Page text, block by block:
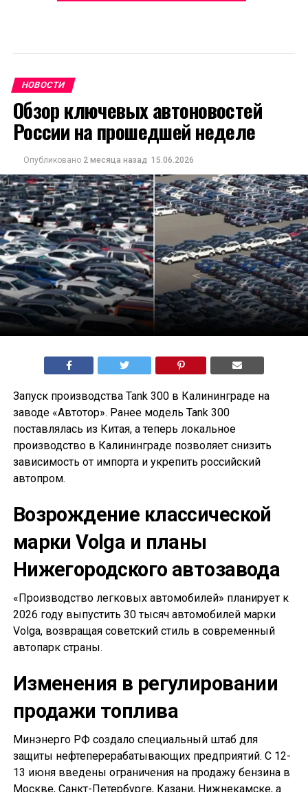
НОВОСТИ
Обзор ключевых автоновостей
России на прошедшей неделе
Опубликовано 2 месяца назад 15.06.2026
Запуск производства Tank 300 в Калининграде на
заводе «Автотор». Ранее модель Tank 300
поставлялась из Китая, а теперь локальное
производство в Калининграде позволяет снизить
зависимость от импорта и укрепить российский
автопром.
Возрождение классической
марки Volga и планы
Нижегородского автозавода
«Производство легковых автомобилей» планирует к
2026 году выпустить 30 тысяч автомобилей марки
Volga, возвращая советский стиль в современный
автопарк страны.
Изменения в регулировании
продажи топлива
Минэнерго РФ создало специальный штаб для
защиты нефтеперерабатывающих предприятий. С 12-
13 июня введены ограничения на продажу бензина в
Москве, Санкт-Петербурге, Казани, Нижнекамске, а